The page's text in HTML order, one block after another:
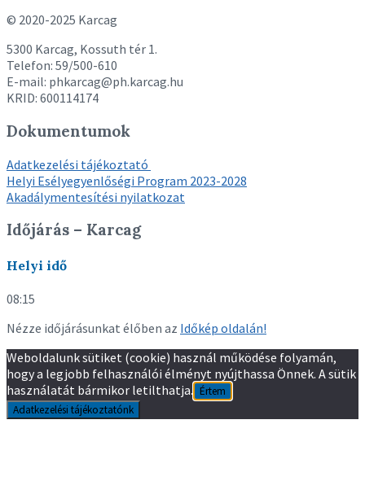
© 2020-2025 Karcag
5300 Karcag, Kossuth tér 1.
Telefon: 59/500-610
E-mail: phkarcag@ph.karcag.hu
KRID: 600114174
Dokumentumok
Adatkezelési tájékoztató
Helyi Esélyegyenlőségi Program 2023-2028
Akadálymentesítési nyilatkozat
Időjárás – Karcag
Helyi idő
08:15
Nézze időjárásunkat élőben az Időkép oldalán!
Weboldalunk sütiket (cookie) használ működése folyamán,
hogy a legjobb felhasználói élményt nyújthassa Önnek. A sütik
használatát bármikor letilthatja. Értem
Adatkezelési tájékoztatónk